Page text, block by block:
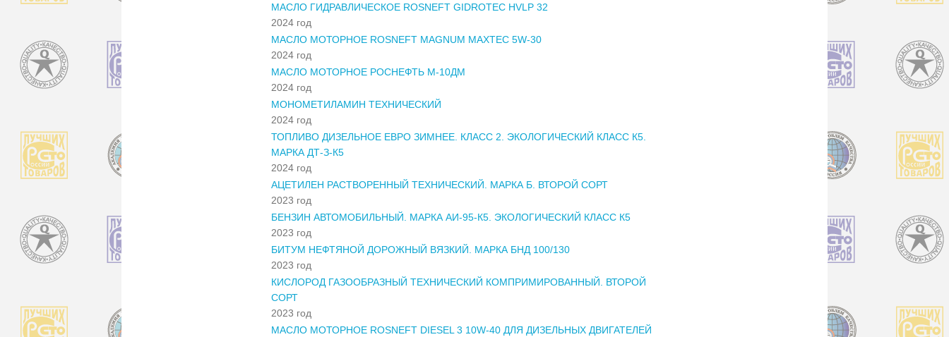
МАСЛО ГИДРАВЛИЧЕСКОЕ ROSNEFT GIDROTEC HVLP 32
2024 год
МАСЛО МОТОРНОЕ ROSNEFT MAGNUM MAXTEC 5W-30
2024 год
МАСЛО МОТОРНОЕ РОСНЕФТЬ М-10ДМ
2024 год
МОНОМЕТИЛАМИН ТЕХНИЧЕСКИЙ
2024 год
ТОПЛИВО ДИЗЕЛЬНОЕ ЕВРО ЗИМНЕЕ. КЛАСС 2. ЭКОЛОГИЧЕСКИЙ КЛАСС К5.
МАРКА ДТ-З-К5
2024 год
АЦЕТИЛЕН РАСТВОРЕННЫЙ ТЕХНИЧЕСКИЙ. МАРКА Б. ВТОРОЙ СОРТ
2023 год
БЕНЗИН АВТОМОБИЛЬНЫЙ. МАРКА АИ-95-К5. ЭКОЛОГИЧЕСКИЙ КЛАСС К5
2023 год
БИТУМ НЕФТЯНОЙ ДОРОЖНЫЙ ВЯЗКИЙ. МАРКА БНД 100/130
2023 год
КИСЛОРОД ГАЗООБРАЗНЫЙ ТЕХНИЧЕСКИЙ КОМПРИМИРОВАННЫЙ. ВТОРОЙ
СОРТ
2023 год
МАСЛО МОТОРНОЕ ROSNEFT DIESEL 3 10W-40 ДЛЯ ДИЗЕЛЬНЫХ ДВИГАТЕЛЕЙ